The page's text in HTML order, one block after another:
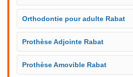
Orthodontie pour adulte Rabat
Prothèse Adjointe Rabat
Prothèse Amovible Rabat